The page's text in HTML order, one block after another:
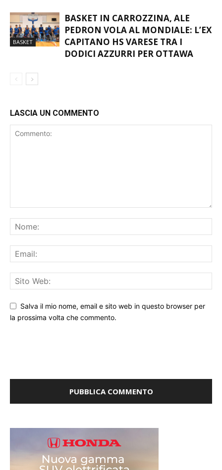
BASKET
BASKET IN CARROZZINA, ALE
PEDRON VOLA AL MONDIALE: L’EX
CAPITANO HS VARESE TRA I
DODICI AZZURRI PER OTTAWA
LASCIA UN COMMENTO
Salva il mio nome, email e sito web in questo browser per
la prossima volta che commento.